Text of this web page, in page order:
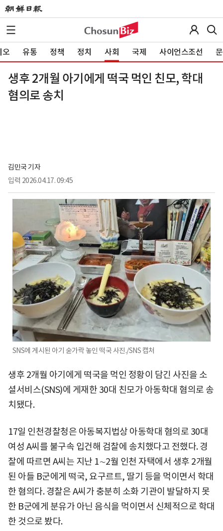
오 유통 정책 정치 사회 국제 사이언스조선
생후 2개월 아기에게 떡국 먹인 친모, 학대
혐의로 송치
김민국 기자
입력 2026.04.17. 09:45
SNS에 게시된 아기 숟가락 놓인 떡국 사진./SNS 캡처
생후 2개월 아기에게 떡국을 먹인 정황이 담긴 사진을 소
셜서비스(SNS)에 게재한 30대 친모가 아동학대 혐의로 송
치됐다.
17일 인천경찰청은 아동복지법상 아동학대 혐의로 30대
여성 A씨를 불구속 입건해 검찰에 송치했다고 전했다. 경
찰에 따르면 A씨는 지난 1∼2월 인천 자택에서 생후 2개월
된 아들 B군에게 떡국, 요구르트, 딸기 등을 먹이면서 학대
한 혐의다. 경찰은 A씨가 충분히 소화 기관이 발달하지 못
한 B군에게 분유가 아닌 음식을 먹이면서 신체적으로 학대
한 것으로 봤다.